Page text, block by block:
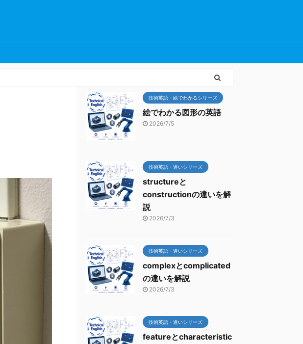
技術英語・絵でわかるシリーズ
絵でわかる図形の英語
2026/7/5
技術英語・違いシリーズ
structureと
constructionの違いを解
説
2026/7/3
技術英語・違いシリーズ
complexとcomplicated
の違いを解説
2026/7/3
技術英語・違いシリーズ
featureとcharacteristic